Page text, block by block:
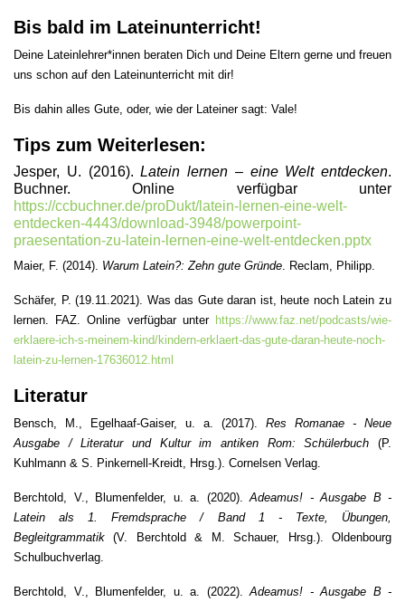
Bis bald im Lateinunterricht!
Deine Lateinlehrer*innen beraten Dich und Deine Eltern gerne und freuen
uns schon auf den Lateinunterricht mit dir!
Bis dahin alles Gute, oder, wie der Lateiner sagt: Vale!
Tips zum Weiterlesen:
Jesper, U. (2016). Latein lernen – eine Welt entdecken.
Buchner. Online verfügbar unter
https://ccbuchner.de/proDukt/latein-lernen-eine-welt-
entdecken-4443/download-3948/powerpoint-
praesentation-zu-latein-lernen-eine-welt-entdecken.pptx
Maier, F. (2014). Warum Latein?: Zehn gute Gründe. Reclam, Philipp.
Schäfer, P. (19.11.2021). Was das Gute daran ist, heute noch Latein zu
lernen. FAZ. Online verfügbar unter https://www.faz.net/podcasts/wie-
erklaere-ich-s-meinem-kind/kindern-erklaert-das-gute-daran-heute-noch-
latein-zu-lernen-17636012.html
Literatur
Bensch, M., Egelhaaf-Gaiser, u. a. (2017). Res Romanae - Neue
Ausgabe / Literatur und Kultur im antiken Rom: Schülerbuch (P.
Kuhlmann & S. Pinkernell-Kreidt, Hrsg.). Cornelsen Verlag.
Berchtold, V., Blumenfelder, u. a. (2020).Adeamus! - Ausgabe B -
Latein als 1. Fremdsprache / Band 1 - Texte, Übungen,
Begleitgrammatik (V. Berchtold & M. Schauer, Hrsg.). Oldenbourg
Schulbuchverlag.
Berchtold, V., Blumenfelder, u. a. (2022).Adeamus! - Ausgabe B -